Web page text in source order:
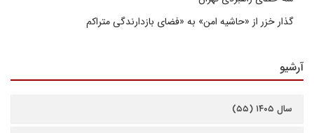
گذار خزر از «حاشیه امن» به «فضای بازدارندگی متراکم
آرشیو
سال ۱۴۰۵ (۵۵)